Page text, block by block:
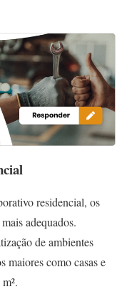
residencial, os
adequados.
de ambientes
maiores como casas e